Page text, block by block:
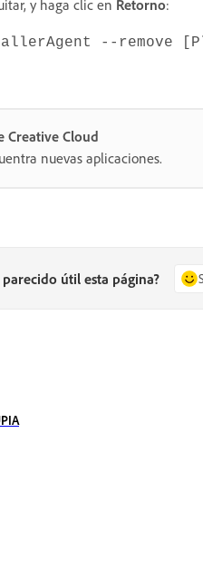
y haga clic en Retorno:
--remove
Creative Cloud
nuevas aplicaciones.
parecido útil esta página?